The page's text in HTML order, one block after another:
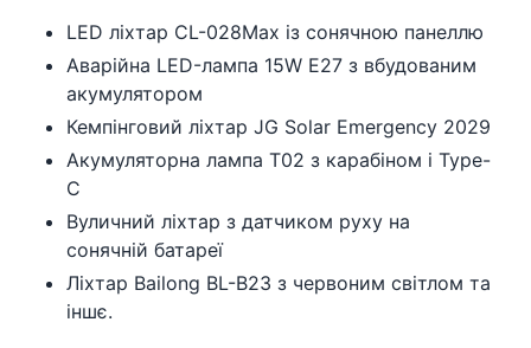
LED ліхтар CL-028Max із сонячною панеллю
Аварійна LED-лампа 15W E27 з вбудованим
акумулятором
Кемпінговий ліхтар JG Solar Emergency 2029
Акумуляторна лампа T02 з карабіном і Type-
C
Вуличний ліхтар з датчиком руху на
сонячній батареї
Ліхтар Bailong BL-B23 з червоним світлом та
іншє.